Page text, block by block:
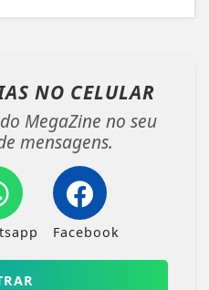
NO CELULAR
MegaZine no seu
mensagens.
Facebook